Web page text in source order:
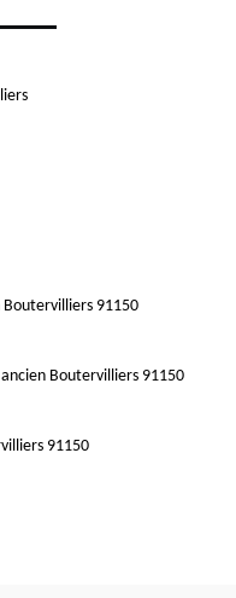
Boutervilliers 91150
Boutervilliers 91150
91150